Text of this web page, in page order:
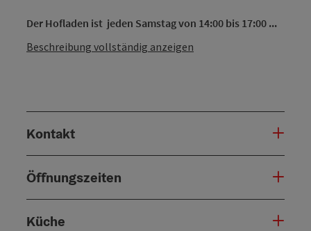
Der Hofladen ist jeden Samstag von 14:00 bis 17:00 ...
Beschreibung vollständig anzeigen
Kontakt
Öffnungszeiten
Küche